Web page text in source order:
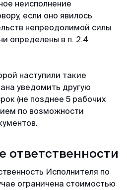
неисполнение
если оно явилось
непреодолимой силы
определены в п. 2.4
наступили такие
уведомить другую
(не позднее 5 рабочих
по возможности
ответственности
Исполнителя по
ограничена стоимостью